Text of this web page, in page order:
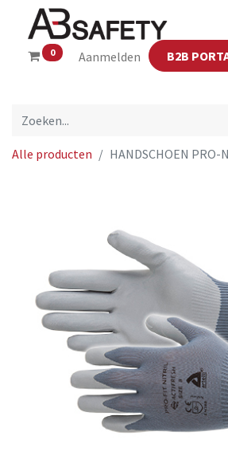
0 Aanmelden B2B
Alle producten HANDSCHOEN PRO-